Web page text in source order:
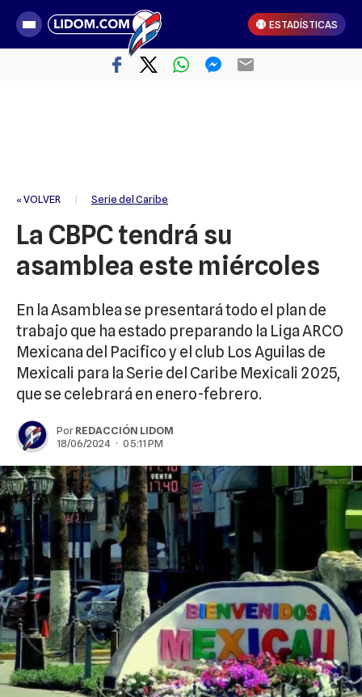
ESTADÍSTICAS
« VOLVER | Serie del Caribe
La CBPC tendrá su
asamblea este miércoles
En la Asamblea se presentará todo el plan de
trabajo que ha estado preparando la Liga ARCO
Mexicana del Pacifico y el club Los Aguilas de
Mexicali para la Serie del Caribe Mexicali 2025,
que se celebrará en enero-febrero.
PorREDACCIÓN LIDOM
18/06/2024 · 05:11 PM